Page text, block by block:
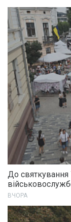
До святкування
ВЧОРА